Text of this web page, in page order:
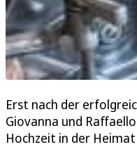
Erst nach der
Giovanna und
Hochzeit in der